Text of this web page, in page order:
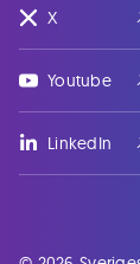
X
Youtube
LinkedIn